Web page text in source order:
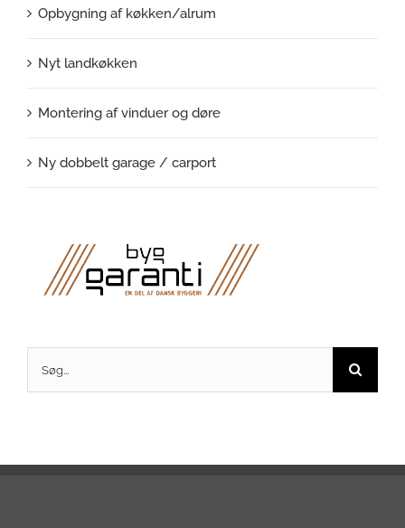
Opbygning af køkken/alrum
Nyt landkøkken
Montering af vinduer og døre
Ny dobbelt garage / carport
efter: